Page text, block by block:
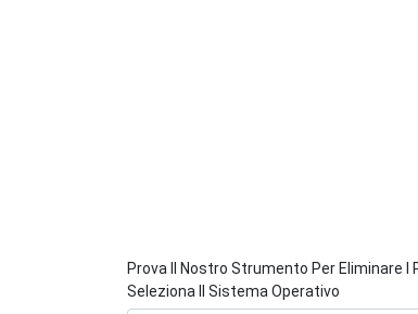
Prova Il Nostro Strumento Per Eliminare I
Seleziona Il Sistema Operativo